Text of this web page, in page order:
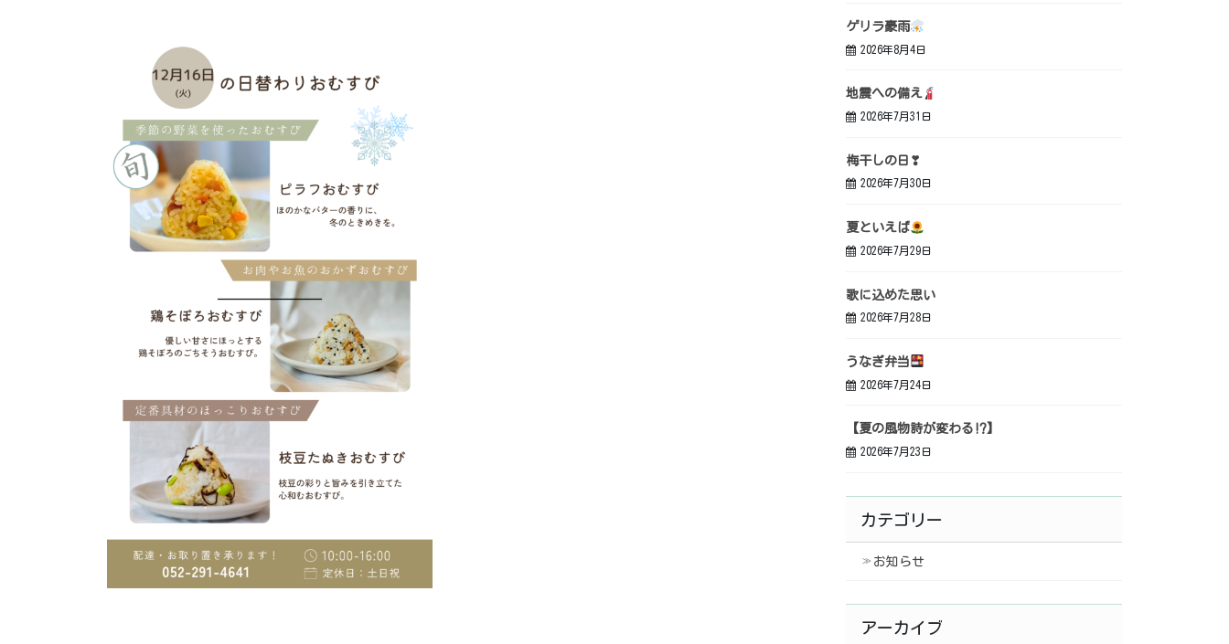
ゲリラ豪雨
2026年8月4日
地震への備え
2026年7月31日
梅干しの日❣
2026年7月30日
夏といえば
2026年7月29日
歌に込めた思い
2026年7月28日
うなぎ弁当
2026年7月24日
【夏の風物詩が変わる⁉】
2026年7月23日
カテゴリー
お知らせ
アーカイブ